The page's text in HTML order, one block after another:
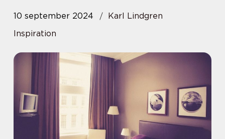
10 september 2024
Karl Lindgren
Inspiration